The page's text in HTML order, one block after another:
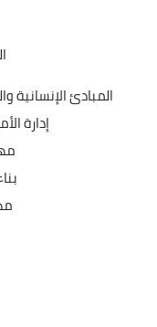
المبادئ الإنسانية
إدارة